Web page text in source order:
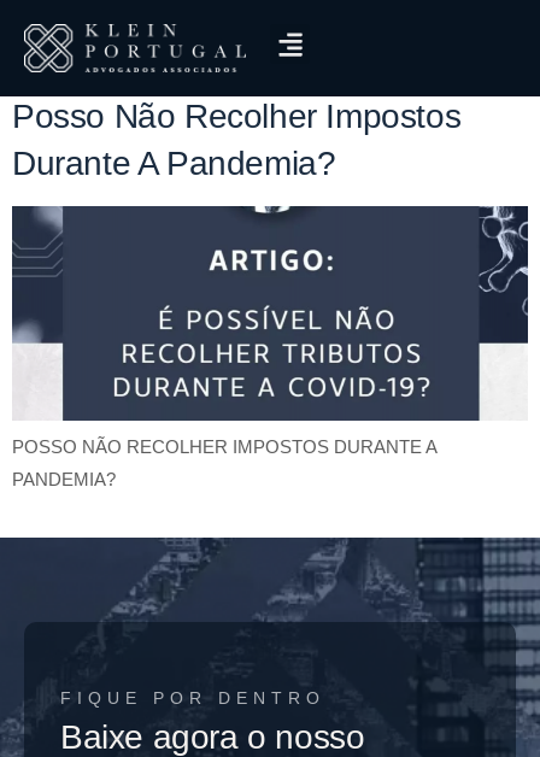
Tag:Crise
Posso Não Recolher Impostos
Durante A Pandemia?
POSSO NÃO RECOLHER IMPOSTOS DURANTE A
PANDEMIA?
FIQUE POR DENTRO
Baixe agora o nosso